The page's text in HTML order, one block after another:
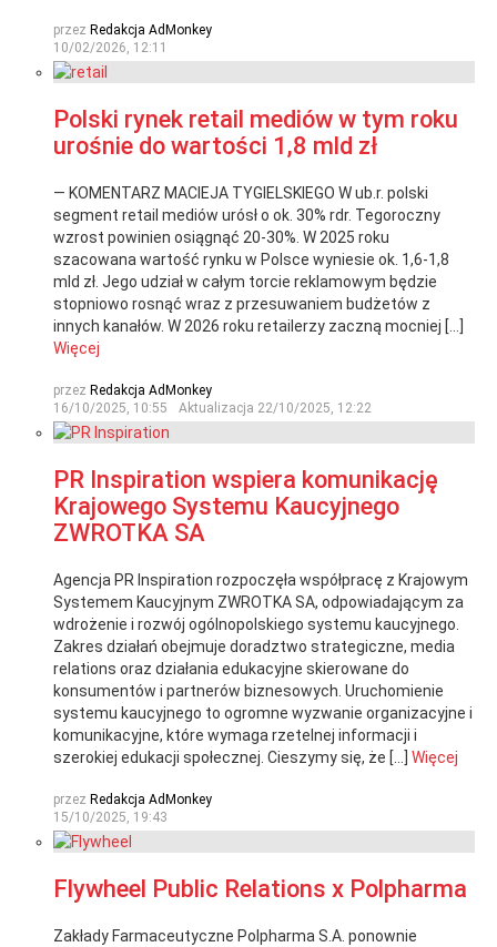
przez Redakcja AdMonkey
10/02/2026, 12:11
Polski rynek retail mediów w tym roku
urośnie do wartości 1,8 mld zł
— KOMENTARZ MACIEJA TYGIELSKIEGO W ub.r. polski
segment retail mediów urósł o ok. 30% rdr. Tegoroczny
wzrost powinien osiągnąć 20-30%. W 2025 roku
szacowana wartość rynku w Polsce wyniesie ok. 1,6-1,8
mld zł. Jego udział w całym torcie reklamowym będzie
stopniowo rosnąć wraz z przesuwaniem budżetów z
innych kanałów. W 2026 roku retailerzy zaczną mocniej […]
Więcej
przez Redakcja AdMonkey
16/10/2025, 10:55
Aktualizacja 22/10/2025, 12:22
PR Inspiration wspiera komunikację
Krajowego Systemu Kaucyjnego
ZWROTKA SA
Agencja PR Inspiration rozpoczęła współpracę z Krajowym
Systemem Kaucyjnym ZWROTKA SA, odpowiadającym za
wdrożenie i rozwój ogólnopolskiego systemu kaucyjnego.
Zakres działań obejmuje doradztwo strategiczne, media
relations oraz działania edukacyjne skierowane do
konsumentów i partnerów biznesowych. Uruchomienie
systemu kaucyjnego to ogromne wyzwanie organizacyjne i
komunikacyjne, które wymaga rzetelnej informacji i
szerokiej edukacji społecznej. Cieszymy się, że […] Więcej
przez Redakcja AdMonkey
15/10/2025, 19:43
Flywheel Public Relations x Polpharma
Zakłady Farmaceutyczne Polpharma S.A. ponownie